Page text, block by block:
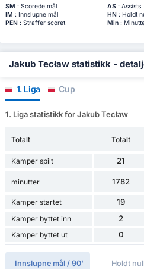
SM : Scorede mål AS: Assists
IM : Innslupne mål HN : Holdt
PEN : Straffer scoret Min:
Jakub Tecław statistikk -
1. Liga Cup
1. Liga statistikk for Jakub Tecław
Totalt Totalt
Kamper spilt 21
minutter 1782
Kamper startet 19
Kamper byttet inn 2
Kamper byttet ut 0
Innslupne mål / 90' Holdt